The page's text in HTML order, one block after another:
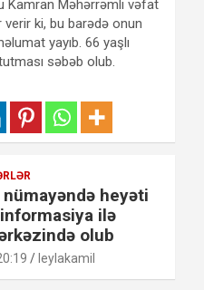
Kamran Məhərrəmli vəfat
ki, bu barədə onun
yayıb. 66 yaşlı
səbəb olub.
heyəti
ilə
olub
leylakamil